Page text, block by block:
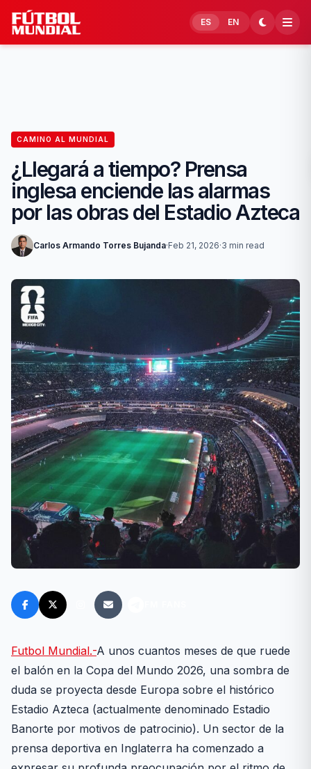
Skip to content
ES EN
CAMINO AL MUNDIAL
¿Llegará a tiempo? Prensa
inglesa enciende las alarmas
por las obras del Estadio Azteca
Carlos Armando Torres Bujanda·Feb 21, 2026·3 min read
Futbol Mundial.-A unos cuantos meses de que ruede
el balón en la Copa del Mundo 2026, una sombra de
duda se proyecta desde Europa sobre el histórico
Estadio Azteca (actualmente denominado Estadio
Banorte por motivos de patrocinio). Un sector de la
prensa deportiva en Inglaterra ha comenzado a